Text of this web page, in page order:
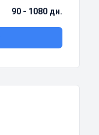
90 - 1080 дн.